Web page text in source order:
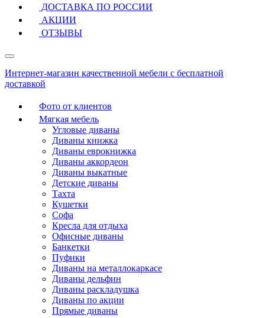
ДОСТАВКА ПО РОССИИ
АКЦИИ
ОТЗЫВЫ
Интернет-магазин качественной мебели с бесплатной
доставкой
Фото от клиентов
Мягкая мебель
Угловые диваны
Диваны книжка
Диваны еврокнижка
Диваны аккордеон
Диваны выкатные
Детские диваны
Тахта
Кушетки
Софа
Кресла для отдыха
Офисные диваны
Банкетки
Пуфики
Диваны на металлокаркасе
Диваны дельфин
Диваны раскладушка
Диваны по акции
Прямые диваны